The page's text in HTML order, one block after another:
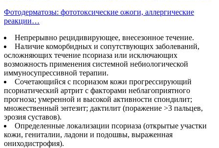
Фотодерматозы: фототоксические ожоги, аллергические
реакции…
Непрерывно рецидивирующее, внесезонное течение.
Наличие коморбидных и сопутствующих заболеваний,
осложняющих течение псориаза или исключающих
возможность применения системной небиологической
иммуносупрессивной терапии.
Сочетающийся с псориазом кожи прогрессирующий
псориатический артрит с факторами неблагоприятного
прогноза; умеренной и высокой активности спондилит;
множественный энтезит; дактилит (поражение >3 пальцев,
эрозия суставов).
Определенные локализации псориаза (открытые участки
кожи, гениталии, ладони и подошвы, выраженная
ониходистрофия).